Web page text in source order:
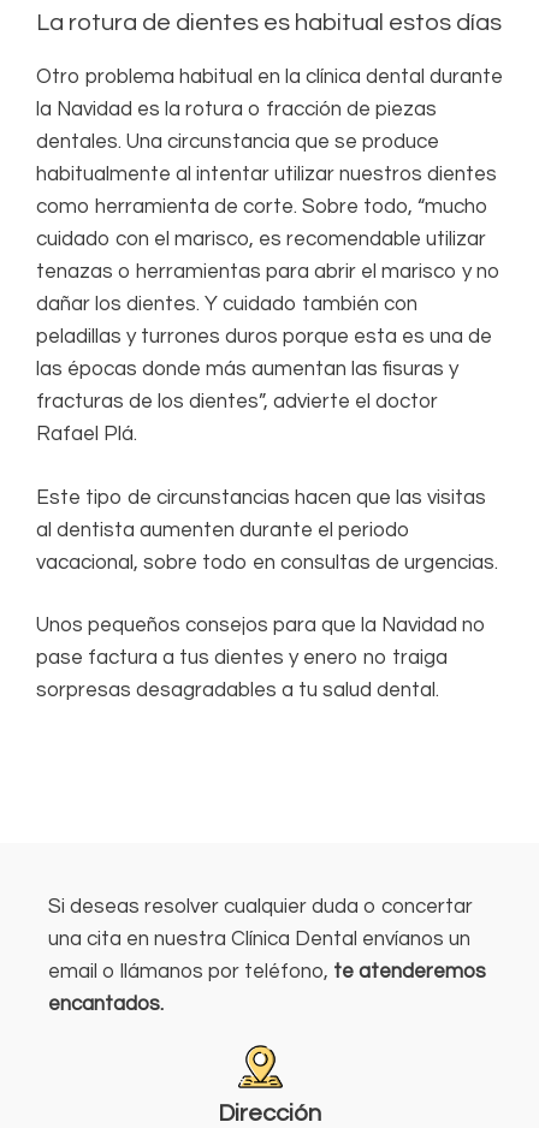
La rotura de dientes es habitual estos días
Otro problema habitual en la clínica dental durante
la Navidad es la rotura o fracción de piezas
dentales. Una circunstancia que se produce
habitualmente al intentar utilizar nuestros dientes
como herramienta de corte. Sobre todo, “mucho
cuidado con el marisco, es recomendable utilizar
tenazas o herramientas para abrir el marisco y no
dañar los dientes. Y cuidado también con
peladillas y turrones duros porque esta es una de
las épocas donde más aumentan las fisuras y
fracturas de los dientes”, advierte el doctor
Rafael Plá.
Este tipo de circunstancias hacen que las visitas
al dentista aumenten durante el periodo
vacacional, sobre todo en consultas de urgencias.
Unos pequeños consejos para que la Navidad no
pase factura a tus dientes y enero no traiga
sorpresas desagradables a tu salud dental.
Si deseas resolver cualquier duda o concertar
una cita en nuestra Clínica Dental envíanos un
email o llámanos por teléfono, te atenderemos
encantados.
Dirección